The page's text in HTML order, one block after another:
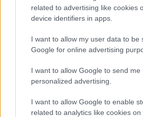
related to advertising like cookies
device identifiers in apps.
I want to allow my user data to be
Google for online advertising
I want to allow Google to send me
personalized advertising.
I want to allow Google to enable
related to analytics like cookies on